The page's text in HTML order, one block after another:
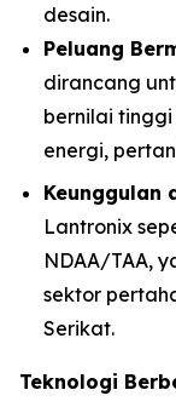
desain.
Peluang
dirancang
bernilai
energi,
Keunggulan
Lantronix
NDAA/TAA,
sektor
Serikat.
Teknologi